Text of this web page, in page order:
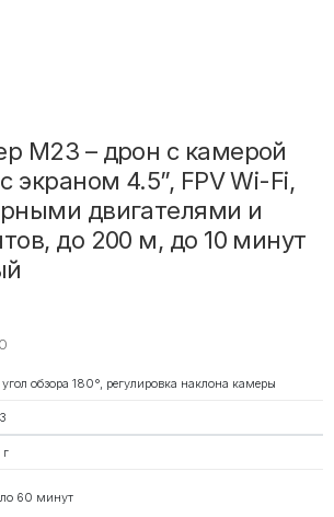
M23 – дрон с камерой
экраном 4.5”, FPV Wi-Fi,
двигателями и
до 200 м, до 10 минут
0
обзора 180°, регулировка наклона камеры
г
60 минут